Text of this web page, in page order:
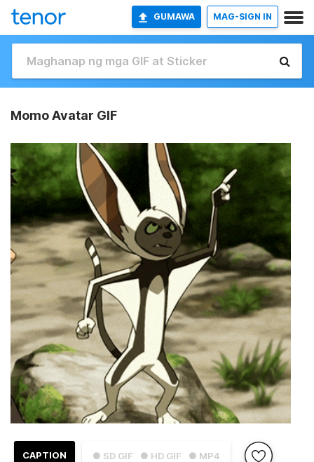
GUMAWA MAG-SIGN IN
Momo Avatar GIF
● SD GIF ● HD GIF ● MP4
CAPTION